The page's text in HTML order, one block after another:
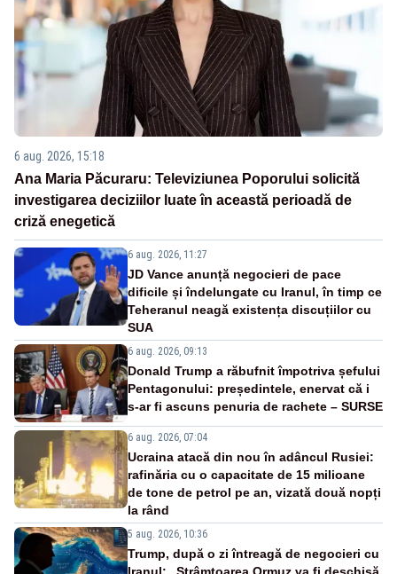
6 aug. 2026, 15:18
Ana Maria Păcuraru: Televiziunea Poporului solicită
investigarea deciziilor luate în această perioadă de
criză enegetică
6 aug. 2026, 11:27
JD Vance anunță negocieri de pace
dificile și îndelungate cu Iranul, în timp ce
Teheranul neagă existența discuțiilor cu
SUA
6 aug. 2026, 09:13
Donald Trump a răbufnit împotriva șefului
Pentagonului: președintele, enervat că i
s-ar fi ascuns penuria de rachete – SURSE
6 aug. 2026, 07:04
Ucraina atacă din nou în adâncul Rusiei:
rafinăria cu o capacitate de 15 milioane
de tone de petrol pe an, vizată două nopți
la rând
5 aug. 2026, 10:36
Trump, după o zi întreagă de negocieri cu